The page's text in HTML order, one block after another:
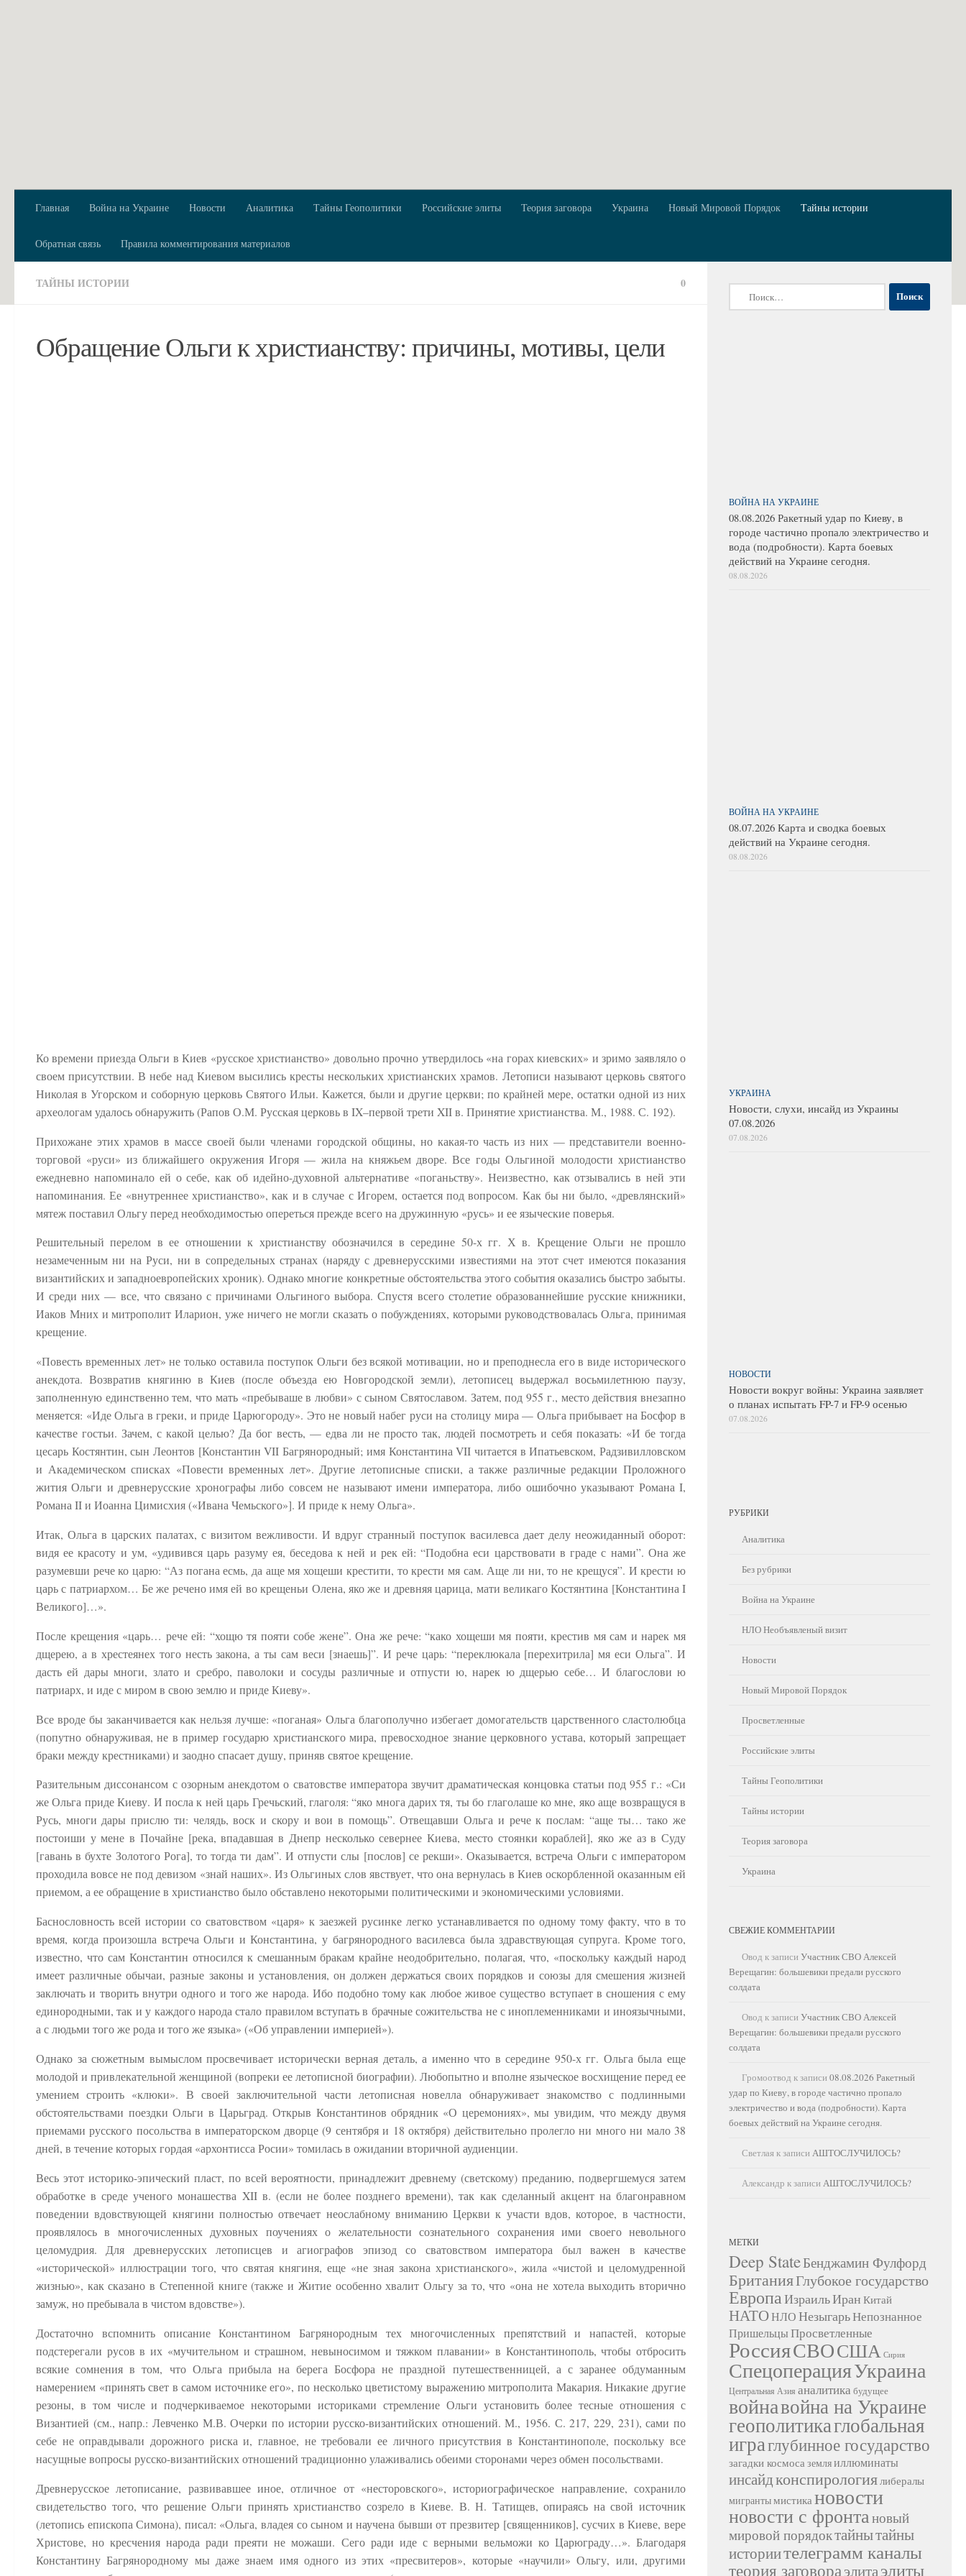
Главная Война на Украине Новости Аналитика Тайны Геополитики Российские элиты Теория заговора Украина Новый Мировой Порядок Тайны истории
Обратная связь Правила комментирования материалов
ТАЙНЫ ИСТОРИИ 0
Обращение Ольги к христианству: причины, мотивы, цели
Ко времени приезда Ольги в Киев «русское христианство» довольно прочно утвердилось «на горах киевских» и зримо заявляло о
своем присутствии. В небе над Киевом высились кресты нескольких христианских храмов. Летописи называют церковь святого
Николая в Угорском и соборную церковь Святого Ильи. Кажется, были и другие церкви; по крайней мере, остатки одной из них
археологам удалось обнаружить (Рапов О.М. Русская церковь в IX–первой трети XII в. Принятие христианства. М., 1988. С. 192).
Прихожане этих храмов в массе своей были членами городской общины, но какая-то часть из них — представители военно-
торговой «руси» из ближайшего окружения Игоря — жила на княжьем дворе. Все годы Ольгиной молодости христианство
ежедневно напоминало ей о себе, как об идейно-духовной альтернативе «поганьству». Неизвестно, как отзывались в ней эти
напоминания. Ее «внутреннее христианство», как и в случае с Игорем, остается под вопросом. Как бы ни было, «древлянский»
мятеж поставил Ольгу перед необходимостью опереться прежде всего на дружинную «русь» и ее языческие поверья.
Решительный перелом в ее отношении к христианству обозначился в середине 50-х гг. Х в. Крещение Ольги не прошло
незамеченным ни на Руси, ни в сопредельных странах (наряду с древнерусскими известиями на этот счет имеются показания
византийских и западноевропейских хроник). Однако многие конкретные обстоятельства этого события оказались быстро забыты.
И среди них — все, что связано с причинами Ольгиного выбора. Спустя всего столетие образованнейшие русские книжники,
Иаков Мних и митрополит Иларион, уже ничего не могли сказать о побуждениях, которыми руководствовалась Ольга, принимая
крещение.
«Повесть временных лет» не только оставила поступок Ольги без всякой мотивации, но и преподнесла его в виде исторического
анекдота. Возвратив княгиню в Киев (после объезда ею Новгородской земли), летописец выдержал восьмилетнюю паузу,
заполненную единственно тем, что мать «пребываше в любви» с сыном Святославом. Затем, под 955 г., место действия внезапно
меняется: «Иде Ольга в греки, и приде Царюгороду». Это не новый набег руси на столицу мира — Ольга прибывает на Босфор в
качестве гостьи. Зачем, с какой целью? Да бог весть, — едва ли не просто так, людей посмотреть и себя показать: «И бе тогда
цесарь Костянтин, сын Леонтов [Константин VII Багрянородный; имя Константина VII читается в Ипатьевском, Радзивилловском
и Академическом списках «Повести временных лет». Другие летописные списки, а также различные редакции Проложного
жития Ольги и древнерусские хронографы либо совсем не называют имени императора, либо ошибочно указывают Романа I,
Романа II и Иоанна Цимисхия («Ивана Чемьского»]. И приде к нему Ольга».
Итак, Ольга в царских палатах, с визитом вежливости. И вдруг странный поступок василевса дает делу неожиданный оборот:
видя ее красоту и ум, «удивився царь разуму ея, беседова к ней и рек ей: “Подобна еси царствовати в граде с нами”. Она же
разумевши рече ко царю: “Аз погана есмь, да аще мя хощеши крестити, то крести мя сам. Аще ли ни, то не крещуся”. И крести ю
царь с патриархом… Бе же речено имя ей во крещеньи Олена, яко же и древняя царица, мати великаго Костянтина [Константина I
Великого]…».
После крещения «царь… рече ей: “хощю тя пояти собе жене”. Она же рече: “како хощеши мя пояти, крестив мя сам и нарек мя
дщерею, а в хрестеянех того несть закона, а ты сам веси [знаешь]”. И рече царь: “переклюкала [перехитрила] мя еси Ольга”. И
дасть ей дары многи, злато и сребро, паволоки и сосуды различные и отпусти ю, нарек ю дщерью себе… И благослови ю
патриарх, и иде с миром в свою землю и приде Киеву».
Все вроде бы заканчивается как нельзя лучше: «поганая» Ольга благополучно избегает домогательств царственного сластолюбца
(попутно обнаруживая, не в пример государю христианского мира, превосходное знание церковного устава, который запрещает
браки между крестниками) и заодно спасает душу, приняв святое крещение.
Разительным диссонансом с озорным анекдотом о сватовстве императора звучит драматическая концовка статьи под 955 г.: «Си
же Ольга приде Киеву. И посла к ней царь Гречьский, глаголя: “яко многа дарих тя, ты бо глаголаше ко мне, яко аще возвращуся в
Русь, многи дары прислю ти: челядь, воск и скору и вои в помощь”. Отвещавши Ольга и рече к послам: “аще ты… тако же
постоиши у мене в Почайне [река, впадавшая в Днепр несколько севернее Киева, место стоянки кораблей], яко же аз в Суду
[гавань в бухте Золотого Рога], то тогда ти дам”. И отпусти слы [послов] се рекши». Оказывается, встреча Ольги с императором
проходила вовсе не под девизом «знай наших». Из Ольгиных слов явствует, что она вернулась в Киев оскорбленной оказанным ей
приемом, а ее обращение в христианство было обставлено некоторыми политическими и экономическими условиями.
Баснословность всей истории со сватовством «царя» к заезжей русинке легко устанавливается по одному тому факту, что в то
время, когда произошла встреча Ольги и Константина, у багрянородного василевса была здравствующая супруга. Кроме того,
известно, что сам Константин относился к смешанным бракам крайне неодобрительно, полагая, что, «поскольку каждый народ
имеет различные обычаи, разные законы и установления, он должен держаться своих порядков и союзы для смешения жизней
заключать и творить внутри одного и того же народа. Ибо подобно тому как любое живое существо вступает в сношения с ему
единородными, так и у каждого народа стало правилом вступать в брачные сожительства не с иноплеменниками и иноязычными,
а с людьми того же рода и того же языка» («Об управлении империей»).
Однако за сюжетным вымыслом просвечивает исторически верная деталь, а именно что в середине 950-х гг. Ольга была еще
молодой и привлекательной женщиной (вопреки ее летописной биографии). Любопытно и вполне языческое восхищение перед ее
умением строить «клюки». В своей заключительной части летописная новелла обнаруживает знакомство с подлинными
обстоятельствами поездки Ольги в Царьград. Открыв Константинов обрядник «О церемониях», мы увидим, что между двумя
приемами русского посольства в императорском дворце (9 сентября и 18 октября) действительно пролегло ни много ни мало 38
дней, в течение которых гордая «архонтисса Росии» томилась в ожидании вторичной аудиенции.
Весь этот историко-эпический пласт, по всей вероятности, принадлежит древнему (светскому) преданию, подвергшемуся затем
обработке в среде ученого монашества XII в. (если не более позднего времени), так как сделанный акцент на благонравном
поведении вдовствующей княгини полностью отвечает неослабному вниманию Церкви к участи вдов, которое, в частности,
проявлялось в многочисленных духовных поучениях о желательности сознательного сохранения ими своего невольного
целомудрия. Для древнерусских летописцев и агиографов эпизод со сватовством императора был важен в качестве
«исторической» иллюстрации того, что святая княгиня, еще «не зная закона христианского», жила «чистой и целомудренной
жизнью», как сказано в Степенной книге (также и Житие особенно хвалит Ольгу за то, что «она не хотела выходить вторично
замуж, но пребывала в чистом вдовстве»).
Достаточно вспомнить описание Константином Багрянородным тех многочисленных препятствий и напастей, которые
подстерегали русов в их «мучительном и страшном, невыносимом и тяжком плавании» в Константинополь, чтобы отбросить
всякие сомнения в том, что Ольга прибыла на берега Босфора не праздной путешественницей, а с заранее обдуманным
намерением «принять свет в самом источнике его», по несколько цветистому выражению митрополита Макария. Никакие другие
резоны, в том числе и подчеркиваемое некоторыми историками стремление Ольги установить более тесные отношения с
Византией (см., напр.: Левченко М.В. Очерки по истории русско-византийских отношений. М., 1956. С. 217, 229, 231), сами по
себе не оправдывали дорожного риска и, главное, не требовали ее личного присутствия в Константинополе, поскольку все
насущные вопросы русско-византийских отношений традиционно улаживались обеими сторонами через обмен посольствами.
Древнерусское летописание, развивавшее иное, отличное от «несторовского», историографическое направление, сохранило
свидетельство того, что решение Ольги принять христианство созрело в Киеве. В. Н. Татищев, опираясь на свой источник
(летопись епископа Симона), писал: «Ольга, владея со сыном и научена бывши от презвитер [священников], сусчих в Киеве, вере
Христове, но кресчения народа ради преяти не можаши. Сего ради иде с верными вельможи ко Царюграду…». Благодаря
Константину Багрянородному мы даже знаем имя одного из этих «пресвитеров», которые «научили» Ольгу, или, другими
ВОЙНА НА УКРАИНЕ
08.08.2026 Ракетный удар по Киеву, в
городе частично пропало электричество и
вода (подробности). Карта боевых
действий на Украине сегодня.
08.08.2026
ВОЙНА НА УКРАИНЕ
08.07.2026 Карта и сводка боевых
действий на Украине сегодня.
08.08.2026
УКРАИНА
Новости, слухи, инсайд из Украины
07.08.2026
07.08.2026
НОВОСТИ
Новости вокруг войны: Украина заявляет
о планах испытать FP-7 и FP-9 осенью
07.08.2026
РУБРИКИ
Аналитика
Без рубрики
Война на Украине
НЛО Необъявленый визит
Новости
Новый Мировой Порядок
Просветленные
Российские элиты
Тайны Геополитики
Тайны истории
Теория заговора
Украина
СВЕЖИЕ КОММЕНТАРИИ
Овод к записи Участник СВО Алексей
Верещагин: большевики предали русского
солдата
Овод к записи Участник СВО Алексей
Верещагин: большевики предали русского
солдата
Громоотвод к записи 08.08.2026 Ракетный
удар по Киеву, в городе частично пропало
электричество и вода (подробности). Карта
боевых действий на Украине сегодня.
Светлаяк записи АШТОСЛУЧИЛОСЬ?
Александр к записи АШТОСЛУЧИЛОСЬ?
МЕТКИ
Deep StateБенджамин Фулфорд
БританияГлубокое государство
ЕвропаИзраильИран Китай
НАТОНЛОНезыгарьНепознанное
ПришельцыПросветленные
РоссияСВОСША Сирия
СпецоперацияУкраина
Центральная Азия аналитика будущее
войнавойна на Украине
геополитикаглобальная
играглубинное государство
загадки космоса земляиллюминаты
инсайдконспирологиялибералы
мигрантымистика новости
новости с фронта новый
мировой порядоктайнытайны
историителеграмм каналы
теория заговораэлитаэлиты